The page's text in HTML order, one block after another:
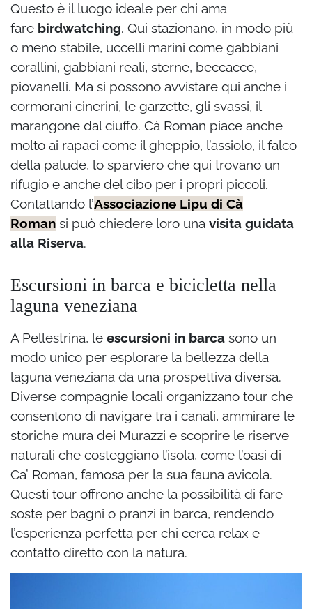
Questo è il luogo ideale per chi ama
fare birdwatching. Qui stazionano, in modo più
o meno stabile, uccelli marini come gabbiani
corallini, gabbiani reali, sterne, beccacce,
piovanelli. Ma si possono avvistare qui anche i
cormorani cinerini, le garzette, gli svassi, il
marangone dal ciuffo. Cà Roman piace anche
molto ai rapaci come il gheppio, l’assiolo, il falco
della palude, lo sparviero che qui trovano un
rifugio e anche del cibo per i propri piccoli.
Contattando l’Associazione Lipu di Cà
Roman si può chiedere loro una visita guidata
alla Riserva.
Escursioni in barca e bicicletta nella
laguna veneziana
A Pellestrina, le escursioni in barca sono un
modo unico per esplorare la bellezza della
laguna veneziana da una prospettiva diversa.
Diverse compagnie locali organizzano tour che
consentono di navigare tra i canali, ammirare le
storiche mura dei Murazzi e scoprire le riserve
naturali che costeggiano l’isola, come l’oasi di
Ca’ Roman, famosa per la sua fauna avicola.
Questi tour offrono anche la possibilità di fare
soste per bagni o pranzi in barca, rendendo
l’esperienza perfetta per chi cerca relax e
contatto diretto con la natura.